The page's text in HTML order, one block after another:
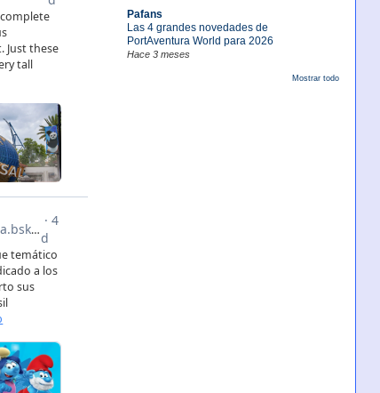
Pafans
Las 4 grandes novedades de
PortAventura World para 2026
Hace 3 meses
Mostrar todo